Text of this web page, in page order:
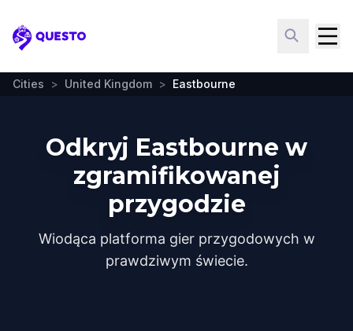
Questo
Cities > United Kingdom > Eastbourne
Odkryj Eastbourne w
zgramifikowanej
przygodzie
Wiodąca platforma gier przygodowych w
prawdziwym świecie.